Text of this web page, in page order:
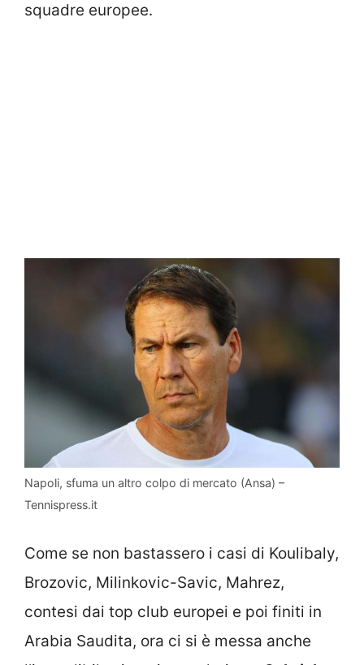
squadre europee.
Napoli, sfuma un altro colpo di mercato (Ansa) –
Tennispress.it
Come se non bastassero i casi di Koulibaly,
Brozovic, Milinkovic-Savic, Mahrez,
contesi dai top club europei e poi finiti in
Arabia Saudita, ora ci si è messa anche